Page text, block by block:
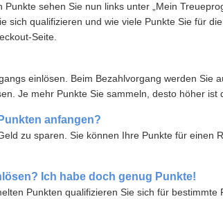
sehen Sie nun links unter „Mein
sich qualifizieren und wie viele Punkte Sie für
Seite.
einlösen. Beim Bezahlvorgang werden Sie
Je mehr Punkte Sie sammeln, desto höher ist
anfangen?
zu sparen. Sie können Ihre Punkte für einen
Ich habe doch genug Punkte!
Punkten qualifizieren Sie sich für bestimmte